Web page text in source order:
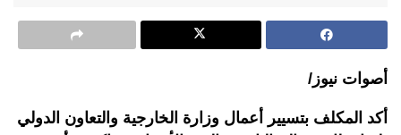
أصوات نيوز/
أكد المكلف بتسيير أعمال وزارة الخارجية والتعاون الدولي